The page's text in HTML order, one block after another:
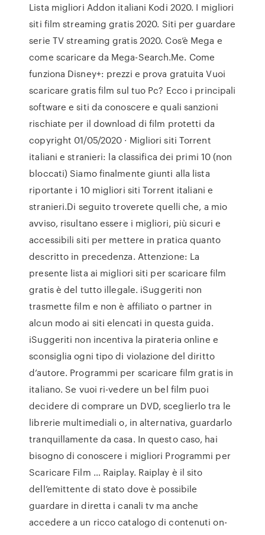
Lista migliori Addon italiani Kodi 2020. I migliori
siti film streaming gratis 2020. Siti per guardare
serie TV streaming gratis 2020. Cos’è Mega e
come scaricare da Mega-Search.Me. Come
funziona Disney+: prezzi e prova gratuita Vuoi
scaricare gratis film sul tuo Pc? Ecco i principali
software e siti da conoscere e quali sanzioni
rischiate per il download di film protetti da
copyright 01/05/2020 · Migliori siti Torrent
italiani e stranieri: la classifica dei primi 10 (non
bloccati) Siamo finalmente giunti alla lista
riportante i 10 migliori siti Torrent italiani e
stranieri.Di seguito troverete quelli che, a mio
avviso, risultano essere i migliori, più sicuri e
accessibili siti per mettere in pratica quanto
descritto in precedenza. Attenzione: La
presente lista ai migliori siti per scaricare film
gratis è del tutto illegale. iSuggeriti non
trasmette film e non è affiliato o partner in
alcun modo ai siti elencati in questa guida.
iSuggeriti non incentiva la pirateria online e
sconsiglia ogni tipo di violazione del diritto
d’autore. Programmi per scaricare film gratis in
italiano. Se vuoi ri-vedere un bel film puoi
decidere di comprare un DVD, sceglierlo tra le
librerie multimediali o, in alternativa, guardarlo
tranquillamente da casa. In questo caso, hai
bisogno di conoscere i migliori Programmi per
Scaricare Film … Raiplay. Raiplay è il sito
dell’emittente di stato dove è possibile
guardare in diretta i canali tv ma anche
accedere a un ricco catalogo di contenuti on-